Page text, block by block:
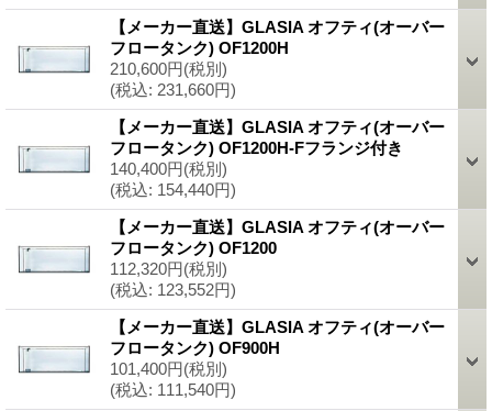
【メーカー直送】GLASIA オフティ(オーバー
フロータンク) OF1200H
210,600円(税別)
(税込: 231,660円)
【メーカー直送】GLASIA オフティ(オーバー
フロータンク) OF1200H-Fフランジ付き
140,400円(税別)
(税込: 154,440円)
【メーカー直送】GLASIA オフティ(オーバー
フロータンク) OF1200
112,320円(税別)
(税込: 123,552円)
【メーカー直送】GLASIA オフティ(オーバー
フロータンク) OF900H
101,400円(税別)
(税込: 111,540円)